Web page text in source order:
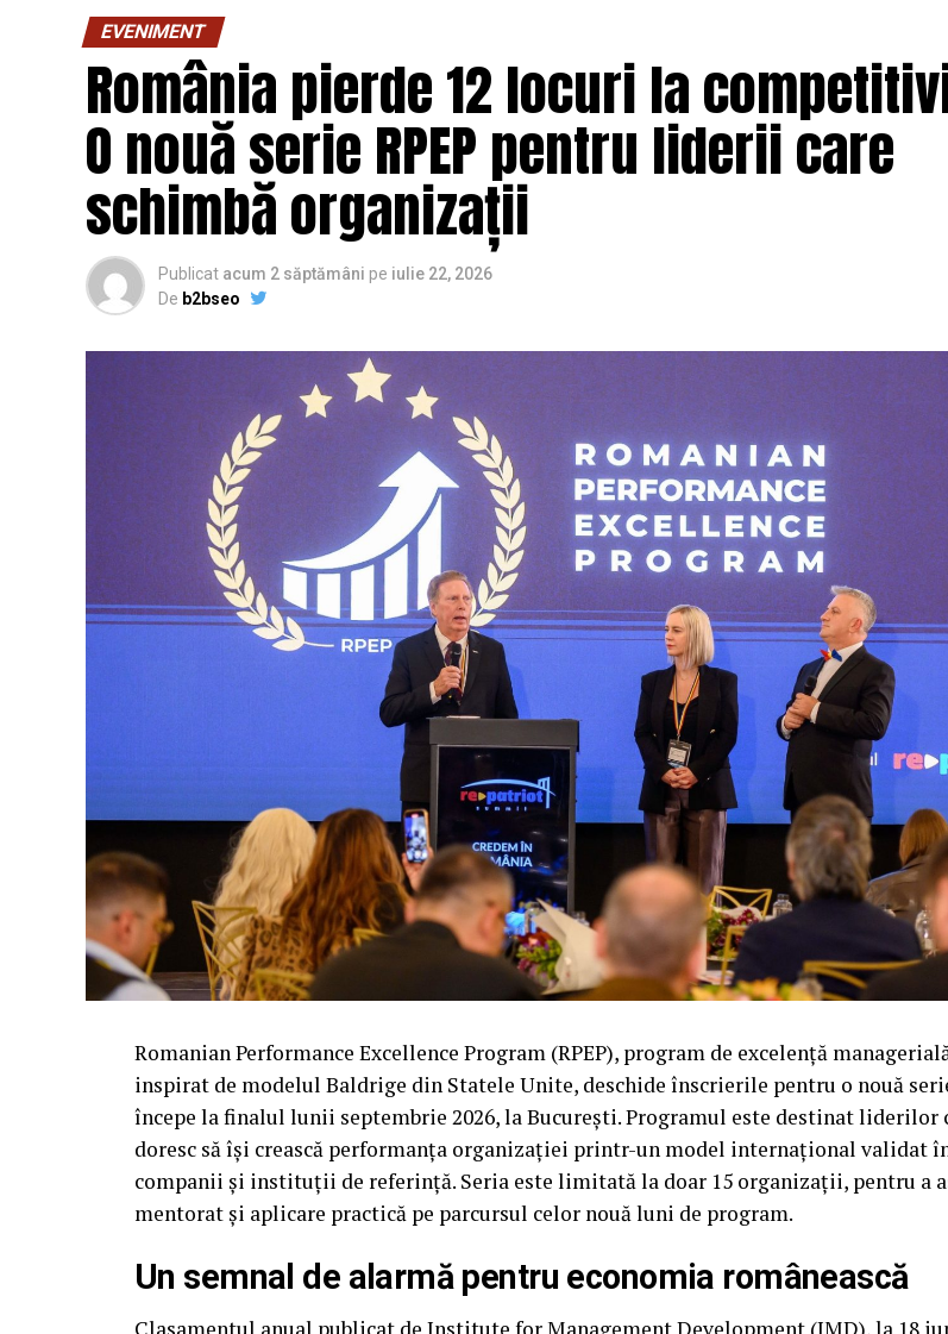
EVENIMENT
România pierde 12 locuri la
O nouă serie RPEP pentru liderii care
schimbă organizații
Publicat acum 2 săptămâni pe iulie 22, 2026
De b2bseo
Romanian Performance Excellence Program (RPEP), program de excelență
inspirat de modelul Baldrige din Statele Unite, deschide înscrierile pentru o nouă
începe la finalul lunii septembrie 2026, la București. Programul este destinat liderilor
doresc să își crească performanța organizației printr-un model internațional validat
companii și instituții de referință. Seria este limitată la doar 15 organizații, pentru a
mentorat și aplicare practică pe parcursul celor nouă luni de program.
Un semnal de alarmă pentru economia românească